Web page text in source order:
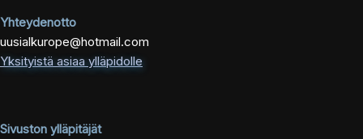
Yhteydenotto
uusialkurope@hotmail.com
Yksityistä asiaa ylläpidolle
Sivuston ylläpitäjät